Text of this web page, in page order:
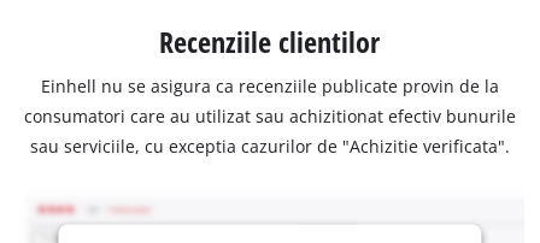
Recenziile clientilor
Einhell nu se asigura ca recenziile publicate provin de la
consumatori care au utilizat sau achizitionat efectiv bunurile
sau serviciile, cu exceptia cazurilor de "Achizitie verificata".